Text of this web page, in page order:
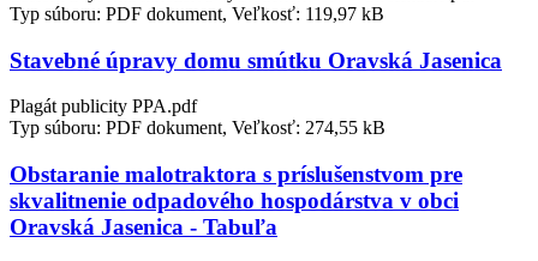
Typ súboru: PDF dokument, Veľkosť: 119,97 kB
Stavebné úpravy domu smútku Oravská Jasenica
Plagát publicity PPA.pdf
Typ súboru: PDF dokument, Veľkosť: 274,55 kB
Obstaranie malotraktora s príslušenstvom pre
skvalitnenie odpadového hospodárstva v obci
Oravská Jasenica - Tabuľa